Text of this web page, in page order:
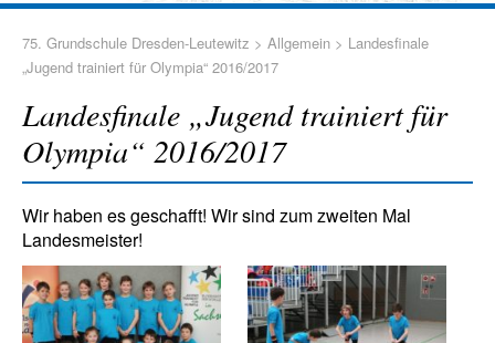
75. Grundschule Dresden-Leutewitz > Allgemein > Landesfinale
„Jugend trainiert für Olympia“ 2016/2017
Landesfinale „Jugend trainiert für
Olympia“ 2016/2017
Wir haben es geschafft! Wir sind zum zweiten Mal
Landesmeister!